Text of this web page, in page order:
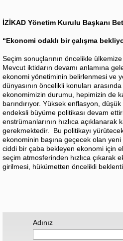
İZİKAD Yönetim Kurulu Başkanı
“Ekonomi odaklı bir çalışma
Seçim sonuçlarının öncelikle ülkemize
Mevcut iktidarın devamı anlamına
ekonomi yönetiminin belirlenmesi ve
dünyasının öncelikli konuları
ekonomimizin durumu, hepimizin de
barındırıyor. Yüksek enflasyon,
endeksli büyüme politikası devam
enstrümanlarının hızlıca açıklanarak
gerekmektedir. Bu politikayı
ekonominin başına geçecek olan yeni
ciddi bir çaba bekleyen ekonomi için
seçim atmosferinden hızlıca çıkarak
girilmesi, hükümetten öncelikli
Adınız